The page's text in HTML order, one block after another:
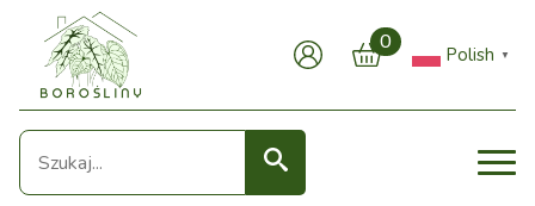
0
Polish ▼
Seearch